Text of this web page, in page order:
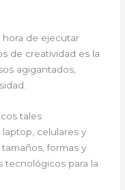
hora de ejecutar
de creatividad es la
agigantados,
tales
celulares y
formas y
tecnológicos para la